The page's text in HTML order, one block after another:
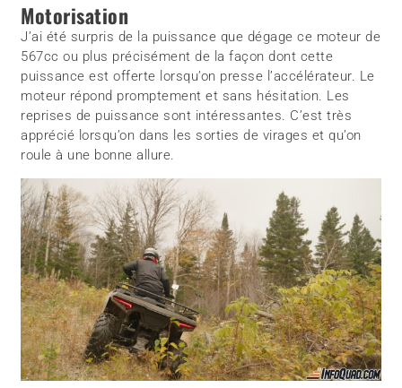
Motorisation
J’ai été surpris de la puissance que dégage ce moteur de
567cc ou plus précisément de la façon dont cette
puissance est offerte lorsqu’on presse l’accélérateur. Le
moteur répond promptement et sans hésitation. Les
reprises de puissance sont intéressantes. C’est très
apprécié lorsqu’on dans les sorties de virages et qu’on
roule à une bonne allure.